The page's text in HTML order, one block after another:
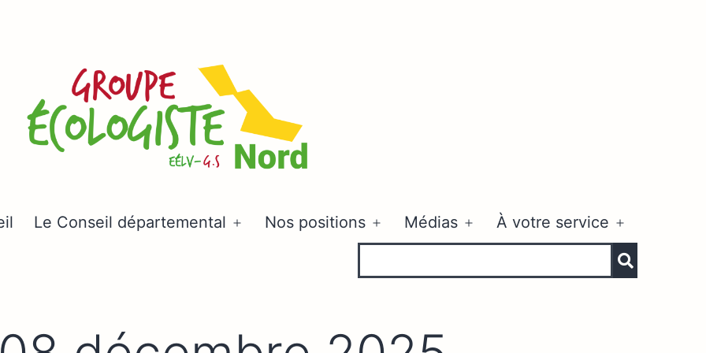
Le Conseil départemental
Ouvrir
Nos positions
Ouvrir
menu
Médias
Ouvrir
menu
À votre service
le
menu